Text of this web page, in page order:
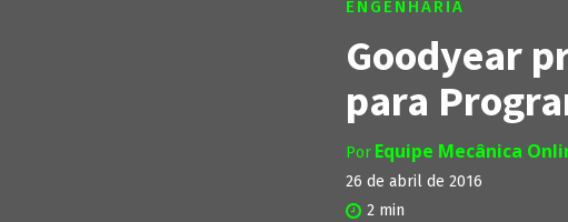
ENGENHARIA
Goodyear
para
Por Equipe Mecânica
26 de abril de 2016
2 min